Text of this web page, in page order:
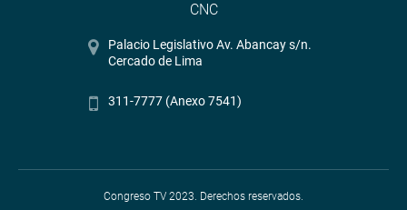
CNC
Palacio Legislativo Av. Abancay s/n.
Cercado de Lima
311-7777 (Anexo 7541)
Congreso TV 2023. Derechos reservados.